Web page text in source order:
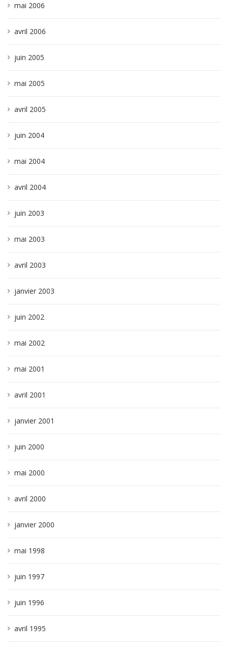
mai 2006
avril 2006
juin 2005
mai 2005
avril 2005
juin 2004
mai 2004
avril 2004
juin 2003
mai 2003
avril 2003
janvier 2003
juin 2002
mai 2002
mai 2001
avril 2001
janvier 2001
juin 2000
mai 2000
avril 2000
janvier 2000
mai 1998
juin 1997
juin 1996
avril 1995